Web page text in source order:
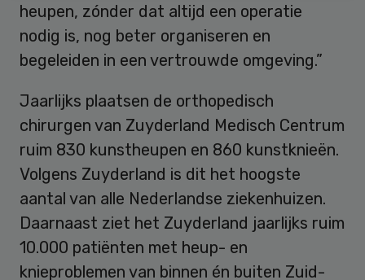
heupen, zónder dat altijd een operatie
nodig is, nog beter organiseren en
begeleiden in een vertrouwde omgeving.”
Jaarlijks plaatsen de orthopedisch
chirurgen van Zuyderland Medisch Centrum
ruim 830 kunstheupen en 860 kunstknieën.
Volgens Zuyderland is dit het hoogste
aantal van alle Nederlandse ziekenhuizen.
Daarnaast ziet het Zuyderland jaarlijks ruim
10.000 patiënten met heup- en
knieproblemen van binnen én buiten Zuid-